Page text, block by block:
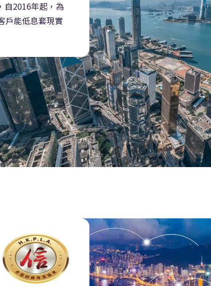
自2016年起，為
戶能低息套現實